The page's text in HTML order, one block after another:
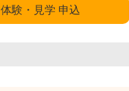
体験・見学 申込